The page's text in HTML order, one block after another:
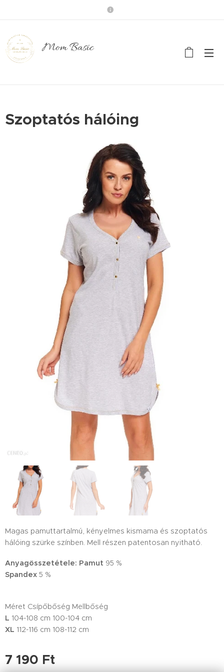
Mom Basic
Szoptatós hálóing
Magas pamuttartalmú, kényelmes kismama és szoptatós
hálóing szürke színben. Mell részen patentosan nyitható.
Anyagösszetétele: Pamut 95 %
Spandex 5 %
Méret Csípőbőség Mellbőség
L 104-108 cm 100-104 cm
XL 112-116 cm 108-112 cm
7 190 Ft